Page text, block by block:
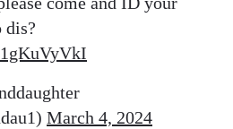
dis?
March 4, 2024